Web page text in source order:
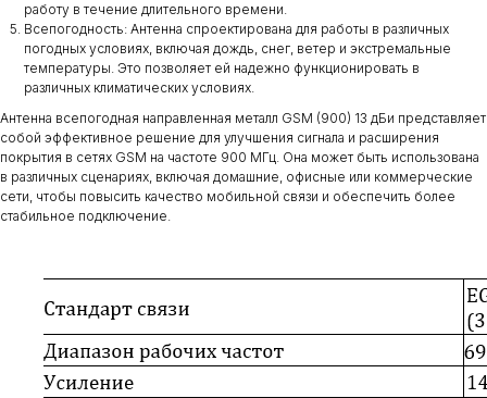
работу в течение длительного времени.
Всепогодность: Антенна спроектирована для работы в различных
погодных условиях, включая дождь, снег, ветер и экстремальные
температуры. Это позволяет ей надежно функционировать в
различных климатических условиях.
Антенна всепогодная направленная металл GSM (900) 13 дБи представляет
собой эффективное решение для улучшения сигнала и расширения
покрытия в сетях GSM на частоте 900 МГц. Она может быть использована
в различных сценариях, включая домашние, офисные или коммерческие
сети, чтобы повысить качество мобильной связи и обеспечить более
стабильное подключение.